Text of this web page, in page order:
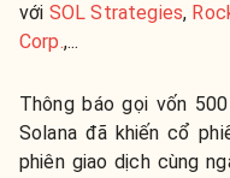
với SOL Strategies,
Corp.,...
Thông báo gọi vốn
Solana đã khiến cổ
phiên giao dịch cùng